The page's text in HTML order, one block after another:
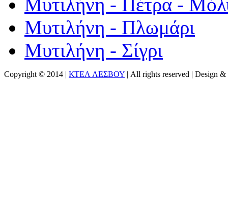
Μυτιλήνη - Πέτρα -
Μυτιλήνη - Πλωμάρι
Μυτιλήνη - Σίγρι
Copyright © 2014 | ΚΤΕΛ ΛΕΣΒΟΥ | All rights reserved | Design &